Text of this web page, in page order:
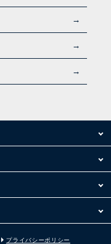
プライバシーポリシー